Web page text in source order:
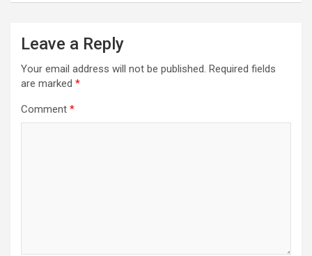
Leave a Reply
Your email address will not be published. Required fields
are marked *
Comment *